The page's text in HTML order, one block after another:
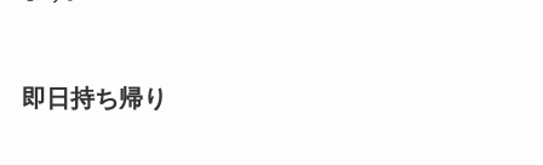
即日持ち帰り